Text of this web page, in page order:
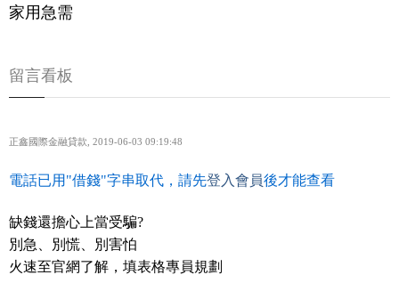
家用急需
留言看板
正鑫國際金融貸款 2019-06-03 09:19:48
電話已用"借錢"字串取代，請先登入會員後才能查看
缺錢還擔心上當受騙?
別急、別慌、別害怕
火速至官網了解，填表格專員規劃